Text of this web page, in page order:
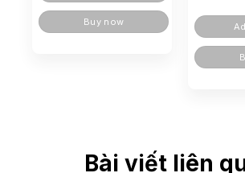
Buy now
Bài viết liên